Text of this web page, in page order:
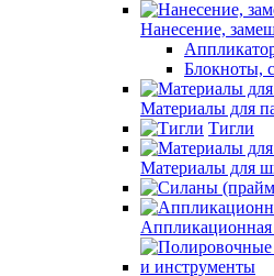
Нанесение,
Блокноты,
Материалы для
Тигли
Материалы для
Аппликационная